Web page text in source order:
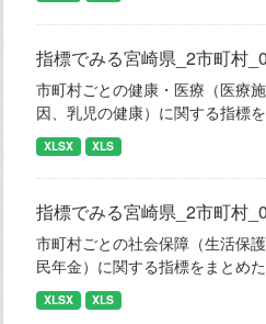
指標でみる宮崎県_2市町村
市町村ごとの健康・医療（医療
因、乳児の健康）に関する指標
XLSX XLS
指標でみる宮崎県_2市町村
市町村ごとの社会保障（生活保
民年金）に関する指標をまとめ
XLSX XLS